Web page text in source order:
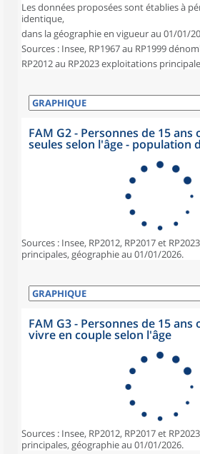
Les données proposées sont établies à
identique,
dans la géographie en vigueur au 01/01/
Sources : Insee, RP1967 au RP1999
RP2012 au RP2023 exploitations
FAM G2 - Personnes de 15
seules selon l'âge - population
Sources : Insee, RP2012, RP2017 et
principales, géographie au 01/01/2026.
FAM G3 - Personnes de 15
vivre en couple selon l'âge
Sources : Insee, RP2012, RP2017 et
principales, géographie au 01/01/2026.